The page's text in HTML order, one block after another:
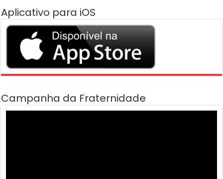
Aplicativo para iOS
Campanha da Fraternidade